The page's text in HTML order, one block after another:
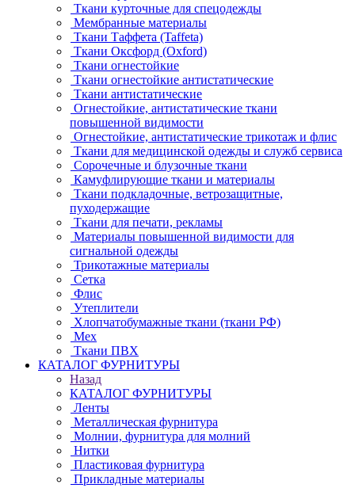
Ткани курточные для спецодежды
Мембранные материалы
Ткани Таффета (Taffeta)
Ткани Оксфорд (Oxford)
Ткани огнестойкие
Ткани огнестойкие антистатические
Ткани антистатические
Огнестойкие, антистатические ткани
повышенной видимости
Огнестойкие, антистатические трикотаж и флис
Ткани для медицинской одежды и служб сервиса
Сорочечные и блузочные ткани
Камуфлирующие ткани и материалы
Ткани подкладочные, ветрозащитные,
пуходержащие
Ткани для печати, рекламы
Материалы повышенной видимости для
сигнальной одежды
Трикотажные материалы
Сетка
Флис
Утеплители
Хлопчатобумажные ткани (ткани РФ)
Мех
Ткани ПВХ
КАТАЛОГ ФУРНИТУРЫ
Назад
КАТАЛОГ ФУРНИТУРЫ
Ленты
Металлическая фурнитура
Молнии, фурнитура для молний
Нитки
Пластиковая фурнитура
Прикладные материалы